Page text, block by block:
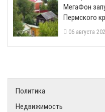
МегаФон
Пермского
06 августа
Политика
Недвижимость